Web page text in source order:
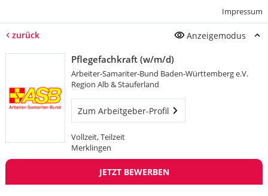
Impressum
zurück Anzeigemodus
Pflegefachkraft (w/m/d)
Arbeiter-Samariter-Bund Baden-Württemberg e.V.
Region Alb & Stauferland
Zum Arbeitgeber-Profil
Vollzeit, Teilzeit
Merklingen
JETZT BEWERBEN